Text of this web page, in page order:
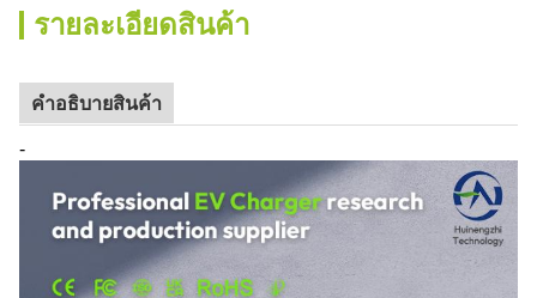
รายละเอียดสินค้า
คําอธิบายสินค้า
-